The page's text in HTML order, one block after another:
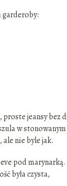
garderoby:
proste jeansy bez
w stonowanym
nie byle jak.
pod marynarką.
była czysta,